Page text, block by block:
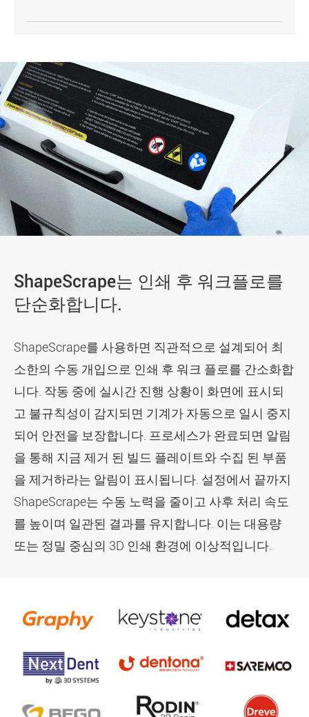
ShapeScrape는 인쇄 후 워크플로를
단순화합니다.
ShapeScrape를 사용하면 직관적으로 설계되어 최
소한의 수동 개입으로 인쇄 후 워크 플로를 간소화합
니다. 작동 중에 실시간 진행 상황이 화면에 표시되
고 불규칙성이 감지되면 기계가 자동으로 일시 중지
되어 안전을 보장합니다. 프로세스가 완료되면 알림
을 통해 지금 제거 된 빌드 플레이트와 수집 된 부품
을 제거하라는 알림이 표시됩니다. 설정에서 끝까지
ShapeScrape는 수동 노력을 줄이고 사후 처리 속도
를 높이며 일관된 결과를 유지합니다. 이는 대용량
또는 정밀 중심의 3D 인쇄 환경에 이상적입니다.